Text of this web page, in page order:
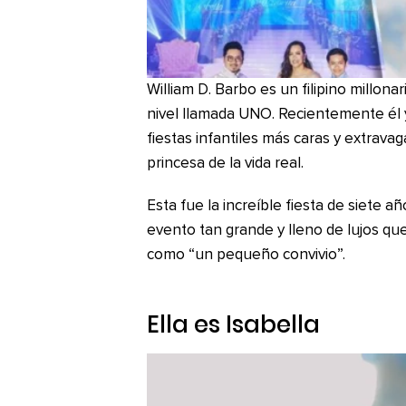
William D. Barbo es un filipino
nivel llamada UNO. Recientemente
fiestas infantiles más caras y
princesa de la vida real.
Esta fue la increíble fiesta de siete
evento tan grande y lleno de lujos
como “un pequeño convivio”.
Ella es Isabella